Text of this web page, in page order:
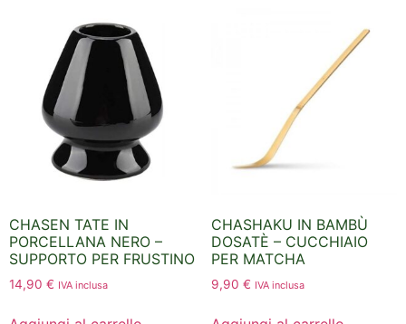
CHASEN TATE IN
PORCELLANA NERO –
SUPPORTO PER FRUSTINO
14,90 € IVA inclusa
CHASHAKU IN BAMBÙ
DOSATÈ – CUCCHIAIO
PER MATCHA
9,90 € IVA inclusa